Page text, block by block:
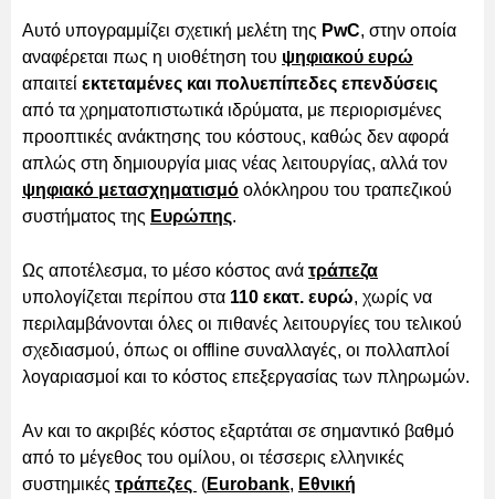
Αυτό υπογραμμίζει σχετική μελέτη της PwC, στην οποία
αναφέρεται πως η υιοθέτηση του ψηφιακού ευρώ
απαιτεί εκτεταμένες και πολυεπίπεδες επενδύσεις
από τα χρηματοπιστωτικά ιδρύματα, με περιορισμένες
προοπτικές ανάκτησης του κόστους, καθώς δεν αφορά
απλώς στη δημιουργία μιας νέας λειτουργίας, αλλά τον
ψηφιακό μετασχηματισμό ολόκληρου του τραπεζικού
συστήματος της Ευρώπης.
Ως αποτέλεσμα, το μέσο κόστος ανά τράπεζα
υπολογίζεται περίπου στα 110 εκατ. ευρώ, χωρίς να
περιλαμβάνονται όλες οι πιθανές λειτουργίες του τελικού
σχεδιασμού, όπως οι offline συναλλαγές, οι πολλαπλοί
λογαριασμοί και το κόστος επεξεργασίας των πληρωμών.
Αν και το ακριβές κόστος εξαρτάται σε σημαντικό βαθμό
από το μέγεθος του ομίλου, οι τέσσερις ελληνικές
συστημικές τράπεζες (Eurobank, Εθνική